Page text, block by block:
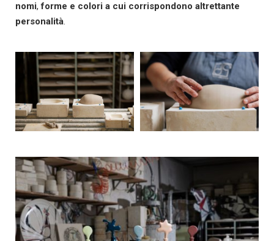
nomi, forme e colori a cui corrispondono altrettante
personalità.